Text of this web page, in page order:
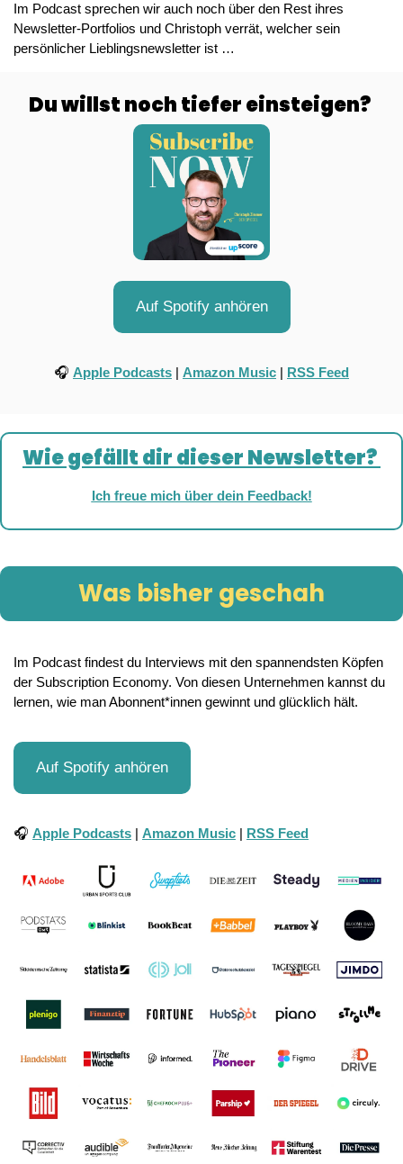
Im Podcast sprechen wir auch noch über den Rest ihres
Newsletter-Portfolios und Christoph verrät, welcher sein
persönlicher Lieblingsnewsletter ist …
Du willst noch tiefer einsteigen?
Auf Spotify anhören
🎧 Apple Podcasts | Amazon Music | RSS Feed
Wie gefällt dir dieser Newsletter?
Ich freue mich über dein Feedback!
Was bisher geschah
Im Podcast findest du Interviews mit den spannendsten Köpfen
der Subscription Economy. Von diesen Unternehmen kannst du
lernen, wie man Abonnent*innen gewinnt und glücklich hält.
Auf Spotify anhören
🎧 Apple Podcasts | Amazon Music | RSS Feed